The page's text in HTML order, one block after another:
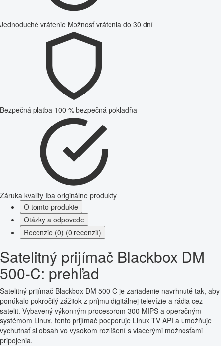
Jednoduché vrátenie Možnosť vrátenia do 30 dní
Bezpečná platba 100 % bezpečná pokladňa
Záruka kvality Iba originálne produkty
O tomto produkte
Otázky a odpovede
Recenzie (0) (0 recenzií)
Satelitný prijímač Blackbox DM
500-C: prehľad
Satelitný prijímač Blackbox DM 500-C je zariadenie navrhnuté tak, aby
ponúkalo pokročilý zážitok z príjmu digitálnej televízie a rádia cez
satelit. Vybavený výkonným procesorom 300 MIPS a operačným
systémom Linux, tento prijímač podporuje Linux TV API a umožňuje
vychutnať si obsah vo vysokom rozlíšení s viacerými možnosťami
pripojenia.